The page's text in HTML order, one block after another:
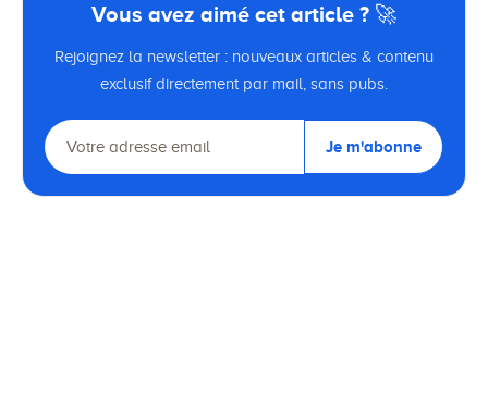
Vous avez aimé cet article ? 🚀
Rejoignez la newsletter : nouveaux articles & contenu
exclusif directement par mail, sans pubs.
Je m'abonne